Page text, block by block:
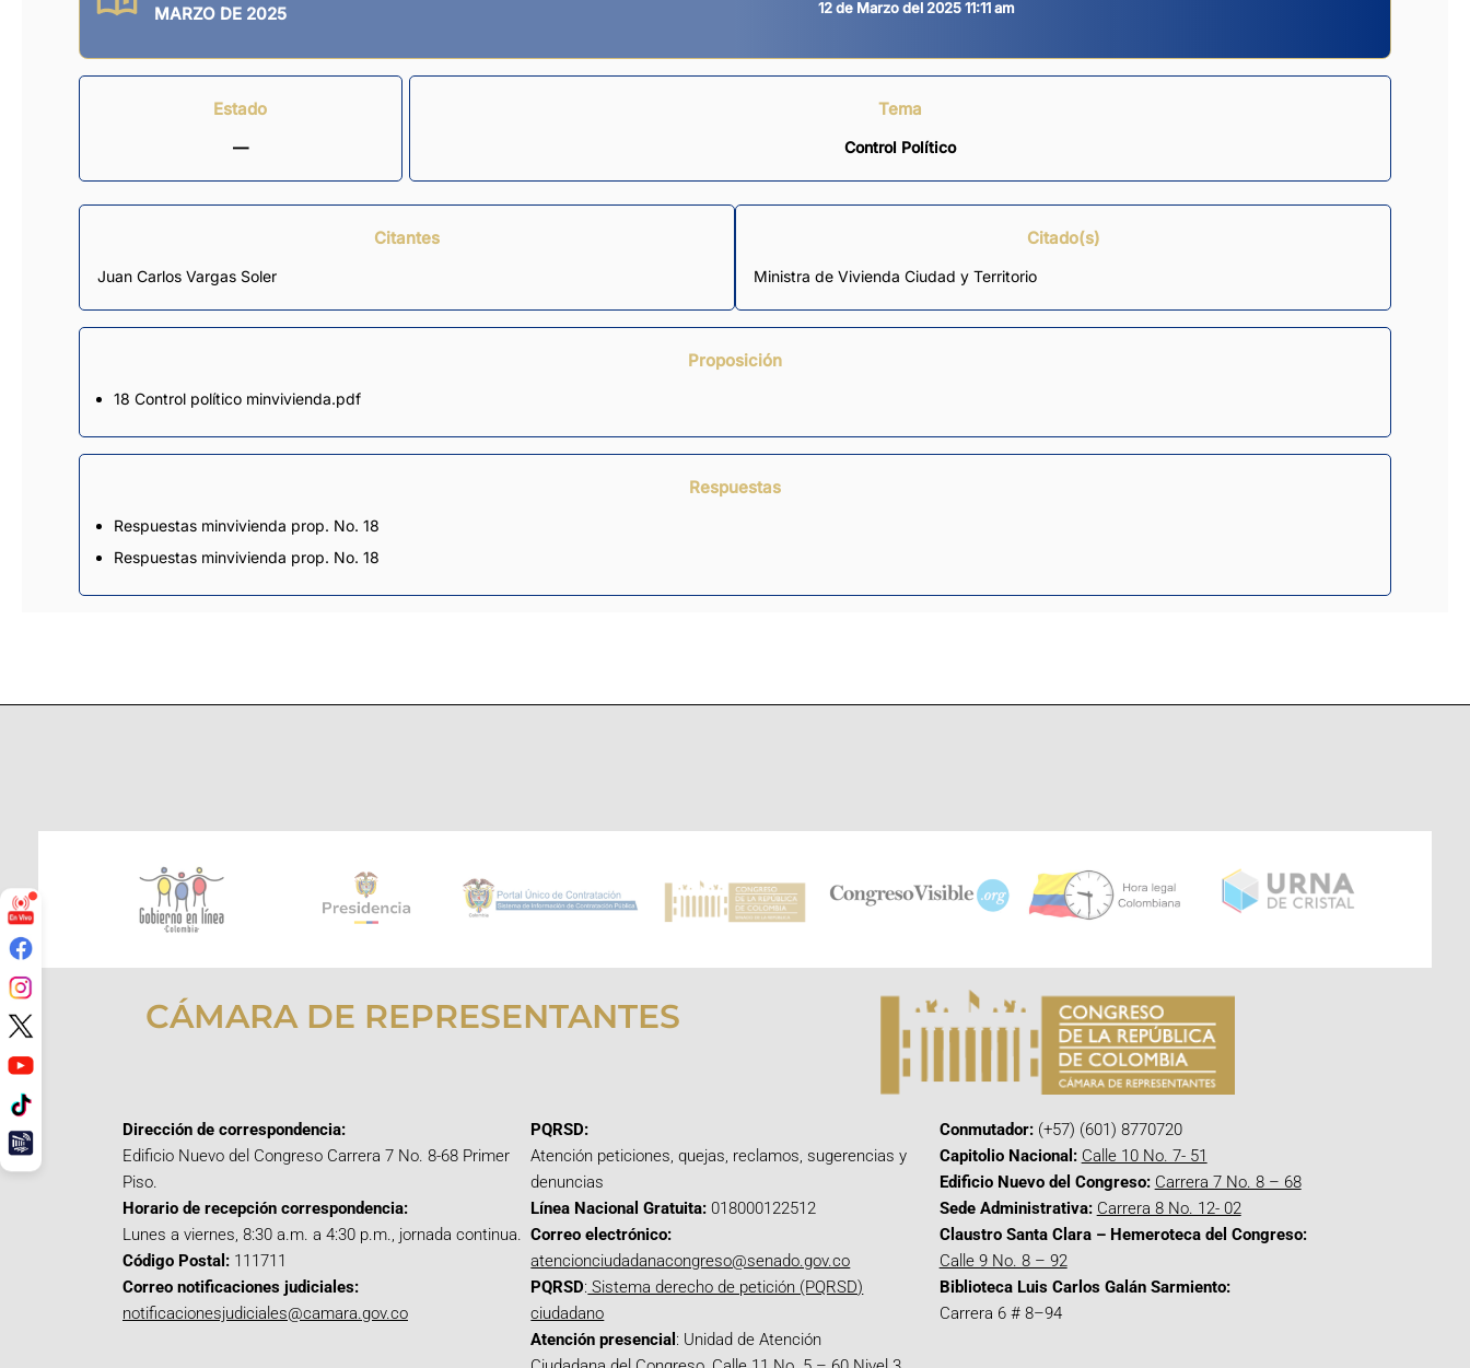
MARZO DE 2025
12 de Marzo del 2025 11:11 am
Estado
—
Tema
Control Político
Citantes
Juan Carlos Vargas Soler
Citado(s)
Ministra de Vivienda Ciudad y Territorio
Proposición
18 Control político minvivienda.pdf
Respuestas
Respuestas minvivienda prop. No. 18
Respuestas minvivienda prop. No. 18
CÁMARA DE REPRESENTANTES
Dirección de correspondencia:
Edificio Nuevo del Congreso Carrera 7 No. 8-68 Primer
Piso.
Horario de recepción correspondencia:
Lunes a viernes, 8:30 a.m. a 4:30 p.m., jornada continua.
Código Postal: 111711
Correo notificaciones judiciales:
notificacionesjudiciales@camara.gov.co
PQRSD:
Atención peticiones, quejas, reclamos, sugerencias y
denuncias
Línea Nacional Gratuita: 018000122512
Correo electrónico:
atencionciudadanacongreso@senado.gov.co
PQRSD: Sistema derecho de petición (PQRSD)
ciudadano
Atención presencial : Unidad de Atención
Conmutador:(+57) (601) 8770720
Capitolio Nacional: Calle 10 No. 7- 51
Edificio Nuevo del Congreso: Carrera 7 No. 8 – 68
Sede Administrativa: Carrera 8 No. 12- 02
Claustro Santa Clara – Hemeroteca del Congreso:
Calle 9 No. 8 – 92
Biblioteca Luis Carlos Galán Sarmiento:
Carrera 6 # 8–94